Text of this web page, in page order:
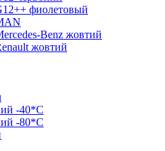
фиолетовый
Benz жовтий
жовтий
-40*C
-80*C